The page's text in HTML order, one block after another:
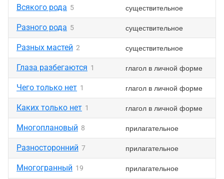
Всякого рода 5 существительное
Разного рода 5 существительное
Разных мастей 2 существительное
Глаза разбегаются 1 глагол в личной форме
Чего только нет 1 глагол в личной форме
Каких только нет 1 глагол в личной форме
Многоплановый 8 прилагательное
Разносторонний 7 прилагательное
Многогранный 19 прилагательное